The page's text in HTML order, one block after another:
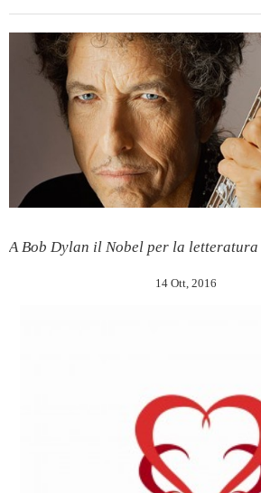
A Bob Dylan il Nobel per la letteratura
14 Ott, 2016